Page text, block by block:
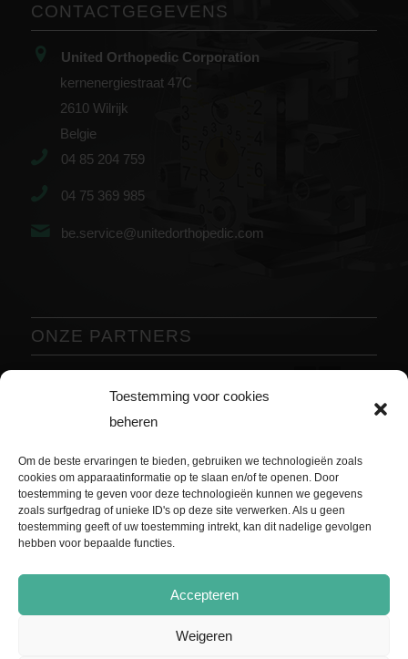
Toestemming voor cookies
beheren
Om de beste ervaringen te bieden, gebruiken we technologieën zoals
cookies om apparaatinformatie op te slaan en/of te openen. Door
toestemming te geven voor deze technologieën kunnen we gegevens
zoals surfgedrag of unieke ID's op deze site verwerken. Als u geen
toestemming geeft of uw toestemming intrekt, kan dit nadelige gevolgen
hebben voor bepaalde functies.
Accepteren
Weigeren
CONTACTGEGEVENS
United Orthopedic Corporation
kernenergiestraat 47C
2610 Wilrijk
Belgie
04 85 204 759
04 75 369 985
be.service@unitedorthopedic.com
ONZE PARTNERS